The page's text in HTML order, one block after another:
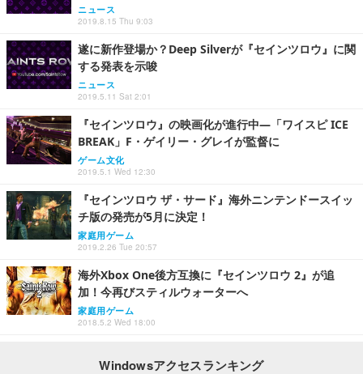
ニュース
2019.8.15 Thu 9:03
遂に新作登場か？Deep Silverが『セインツロウ』に関
する発表を示唆
ニュース
2019.5.11 Sat 2:01
『セインツロウ』の映画化が進行中―「ワイスピ ICE
BREAK」F・ゲイリー・グレイが監督に
ゲーム文化
2019.5.1 Wed 12:30
『セインツロウ ザ・サード』海外ニンテンドースイッ
チ版の発売が5月に決定！
家庭用ゲーム
2019.2.26 Tue 20:57
海外Xbox One後方互換に『セインツロウ 2』が追
加！今再びスティルウォーターへ
家庭用ゲーム
2018.5.2 Wed 18:00
Windowsアクセスランキング